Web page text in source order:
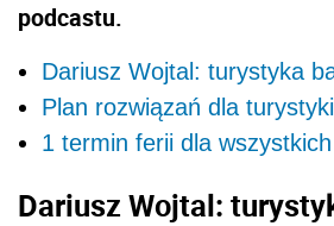
podcastu.
Dariusz Wojtal: turystyka
Plan rozwiązań dla turystyki
1 termin ferii dla wszystkich
Dariusz Wojtal: